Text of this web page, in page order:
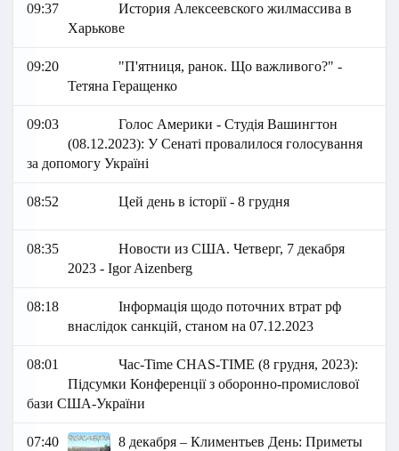
09:37
История Алексеевского жилмассива в
Харькове
09:20
"П'ятниця, ранок. Що важливого?" -
Тетяна Геращенко
09:03
Голос Америки - Студія Вашингтон
(08.12.2023): У Сенаті провалилося голосування
за допомогу Україні
08:52 Цей день в історії - 8 грудня
08:35
Новости из США. Четверг, 7 декабря
2023 - Igor Aizenberg
08:18
Інформація щодо поточних втрат рф
внаслідок санкцій, станом на 07.12.2023
08:01
Час-Time CHAS-TIME (8 грудня, 2023):
Підсумки Конференції з оборонно-промислової
бази США-України
07:40
8 декабря – Климентьев День: Приметы